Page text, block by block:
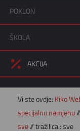
POKLON
ŠKOLA
AKCIJA
Vi ste ovdje: Kiko
specijalnu namjenu
sve// tražilica : sve